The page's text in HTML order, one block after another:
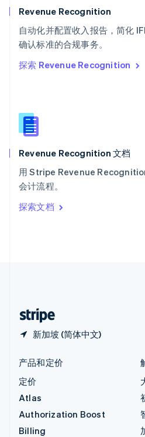
Revenue Recognition
自动化并配置收入报告，简化
确认标准的合规事务。
探索 Revenue Recognition
Revenue Recognition 文档
用 Stripe Revenue
会计流程。
探索文档
新加坡 (简体中文)
斯洛文尼亚
Italiano
泰国
ไทยEnglish
English
English
新西兰
匈牙利
意大利
Italiano
印度
English
产品和定价
定价
Atlas
Authorization Boost
Billing